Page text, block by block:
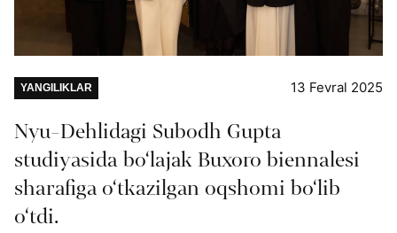
YANGILIKLAR 13 Fevral 2025
Nyu-Dehlidagi Subodh Gupta
studiyasida bo‘lajak Buxoro biennalesi
sharafiga o‘tkazilgan oqshomi bo‘lib
o‘tdi.